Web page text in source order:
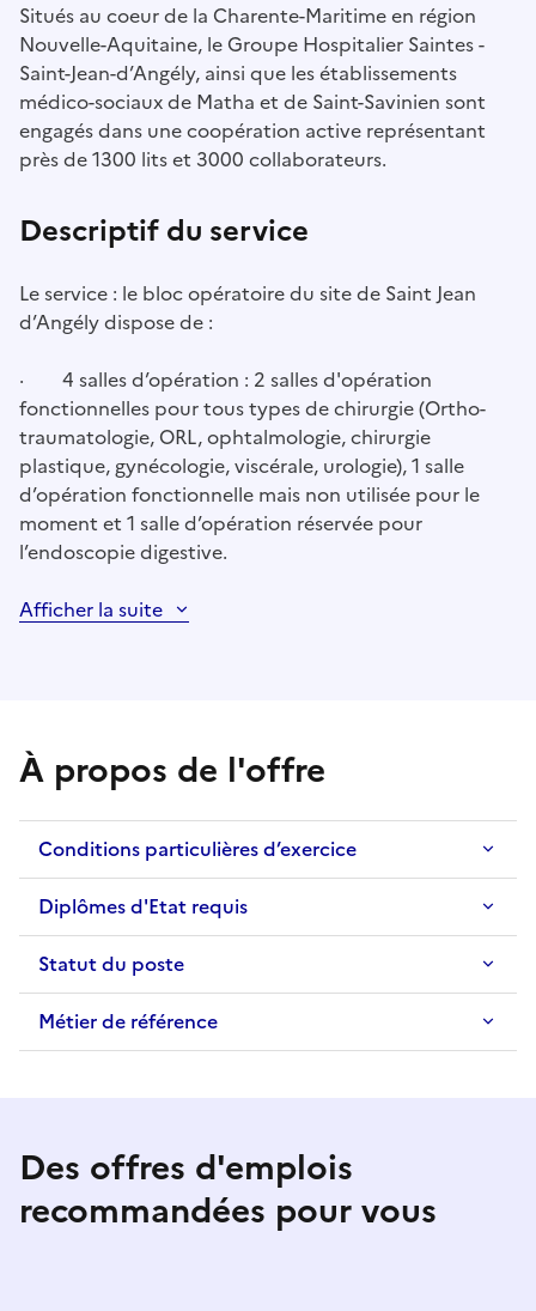
Situés au coeur de la Charente-Maritime en région
Nouvelle-Aquitaine, le Groupe Hospitalier Saintes -
Saint-Jean-d’Angély, ainsi que les établissements
médico-sociaux de Matha et de Saint-Savinien sont
engagés dans une coopération active représentant
près de 1300 lits et 3000 collaborateurs.
Descriptif du service
Le service : le bloc opératoire du site de Saint Jean
d’Angély dispose de :
· 4 salles d’opération : 2 salles d'opération
fonctionnelles pour tous types de chirurgie (Ortho-
traumatologie, ORL, ophtalmologie, chirurgie
plastique, gynécologie, viscérale, urologie), 1 salle
d’opération fonctionnelle mais non utilisée pour le
moment et 1 salle d’opération réservée pour
l’endoscopie digestive.
Afficher la suite
À propos de l'offre
Conditions particulières d’exercice
Diplômes d'Etat requis
Statut du poste
Métier de référence
Des offres d'emplois
recommandées pour vous